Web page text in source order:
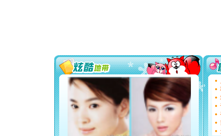
要平安！
[圣诞节]
能正大光
都要快乐
[圣诞节]
如意,快
[元旦]
看
断电。
你是我
[元旦]
如